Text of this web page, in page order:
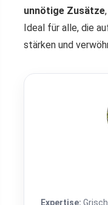
unnötige Zusätze
Ideal für alle, die
stärken und
Expertise: